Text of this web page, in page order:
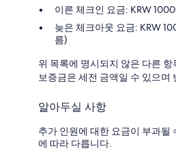
이른 체크인 요금: KRW
늦은 체크아웃 요금: KRW
름)
위 목록에 명시되지 않은 다른
보증금은 세전 금액일 수 있으며
알아두실 사항
추가 인원에 대한 요금이 부과될
에 따라 다릅니다.